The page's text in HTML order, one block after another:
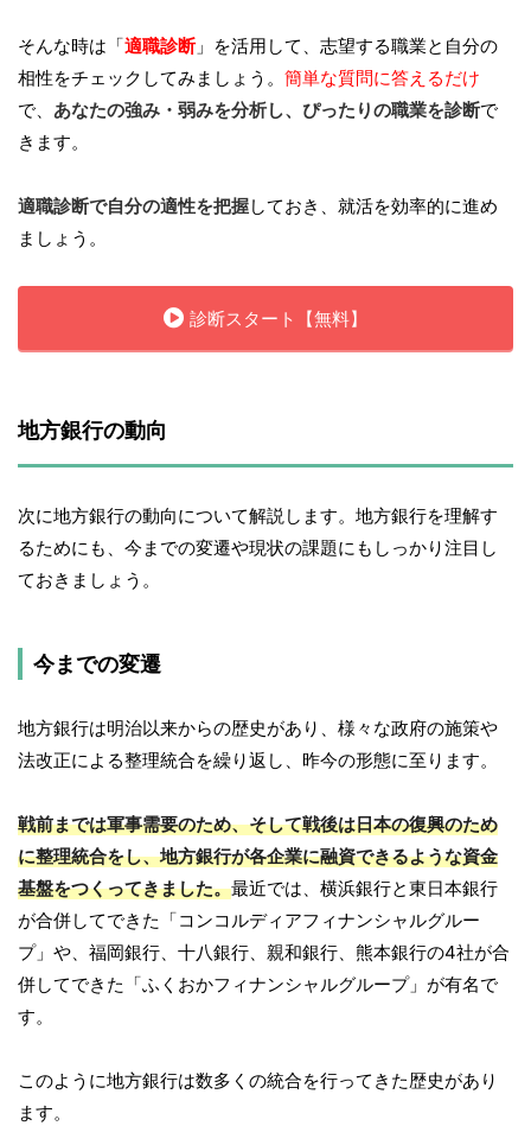
そんな時は「適職診断」を活用して、志望する職業と自分の
相性をチェックしてみましょう。 簡単な質問に答えるだけ
で、 あなたの強み・弱みを分析し、ぴったりの職業を診断で
きます。
適職診断で自分の適性を把握しておき、就活を効率的に進め
ましょう。
診断スタート【無料】
地方銀行の動向
次に地方銀行の動向について解説します。地方銀行を理解す
るためにも、今までの変遷や現状の課題にもしっかり注目し
ておきましょう。
今までの変遷
地方銀行は明治以来からの歴史があり、様々な政府の施策や
法改正による整理統合を繰り返し、昨今の形態に至ります。
戦前までは軍事需要のため、そして戦後は日本の復興のため
に整理統合をし、地方銀行が各企業に融資できるような資金
基盤をつくってきました。最近では、横浜銀行と東日本銀行
が合併してできた「コンコルディアフィナンシャルグルー
プ」や、福岡銀行、十八銀行、親和銀行、熊本銀行の4社が合
併してできた「ふくおかフィナンシャルグループ」が有名で
す。
このように地方銀行は数多くの統合を行ってきた歴史があり
ます。